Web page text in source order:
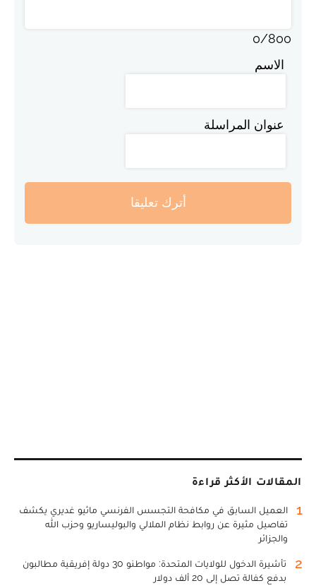
0/800
الاسم
عنوان المراسلة
أترك تعليقا
المقالات الأكثر قراءة
1
العميل السابق في مكافحة التجسس الفرنسي ماثيو غديري يكشف
تفاصيل مثيرة عن روابط نظام الملالي والبوليساريو وحزب الله
والجزائر
2
تأشيرة الدخول للولايات المتحدة: مواطنو 30 دولة إفريقية مطالبون
بدفع كفالة تصل إلى 20 ألف دولار